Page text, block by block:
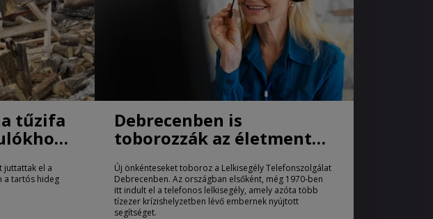
tűzifa
juttattak el a
a tartós hideg
Debrecenben is
toborozzák az életmentő
Új önkénteseket toboroz a Lelkisegély Telefonszolgálat
Debrecenben. Az országban elsőként, még 1970-ben
itt indult el a telefonos lelkisegély, amely azóta több
tízezer krízishelyzetben lévő embernek nyújtott
segítséget.